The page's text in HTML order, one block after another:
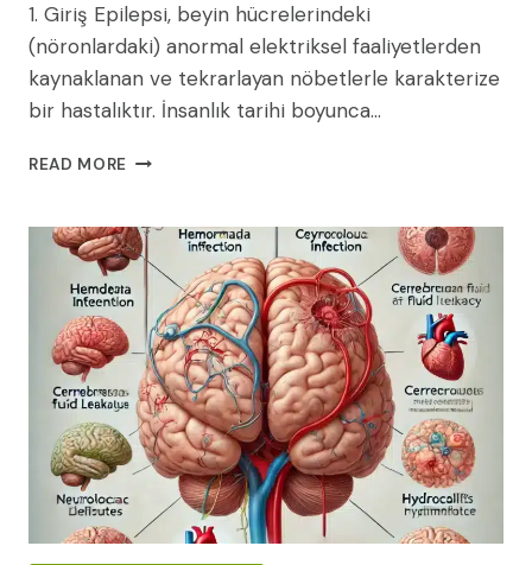
1. Giriş Epilepsi, beyin hücrelerindeki
(nöronlardaki) anormal elektriksel faaliyetlerden
kaynaklanan ve tekrarlayan nöbetlerle karakterize
bir hastalıktır. İnsanlık tarihi boyunca…
READ MORE EPILEPSI
ÇEŞITLERI
NELERDIR?
EPILEPSININ
TEDAVISI
NEDIR?